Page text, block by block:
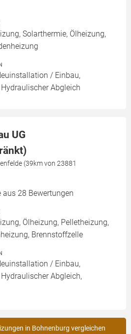
Solarthermie, Ölheizung,
/ Einbau,
Abgleich
UG
(39km von 23881
aus 28 Bewertungen
Ölheizung, Pelletheizung,
Brennstoffzelle
/ Einbau,
Abgleich,
in Bohnenburg vergleichen